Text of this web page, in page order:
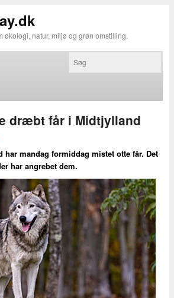
økologi, natur, miljø og grøn omstilling.
dræbt får i Midtjylland
har mandag formiddag mistet otte får. Det
har angrebet dem.